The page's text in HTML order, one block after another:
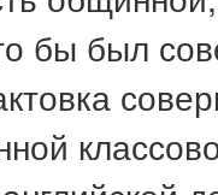
бы был